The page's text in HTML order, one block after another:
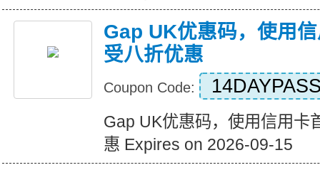
Gap UK优惠码，使用
受八折优惠
Coupon Code:
Gap UK优惠码，使用信用卡
惠 Expires on 2026-09-15